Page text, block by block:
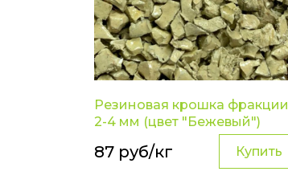
Резиновая крошка фракции
2-4 мм (цвет "Бежевый")
87 руб/кг Купить